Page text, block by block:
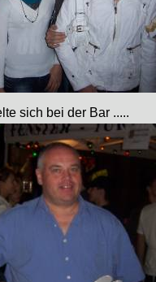
sich bei der Bar .....